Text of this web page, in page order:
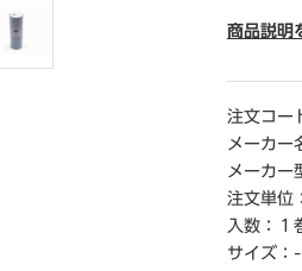
● 単位
【ご注意
※実際の
場合が
商品説明
注文コー
メーカー
メーカー
注文単位
入数：
１
サイズ： -